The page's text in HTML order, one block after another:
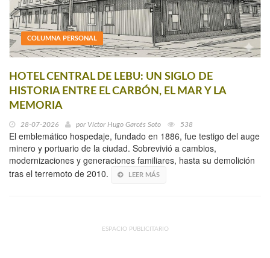
COLUMNA PERSONAL
HOTEL CENTRAL DE LEBU: UN SIGLO DE
HISTORIA ENTRE EL CARBÓN, EL MAR Y LA
MEMORIA
28-07-2026 por Víctor Hugo Garcés Soto 538
El emblemático hospedaje, fundado en 1886, fue testigo del auge
minero y portuario de la ciudad. Sobrevivió a cambios,
modernizaciones y generaciones familiares, hasta su demolición
tras el terremoto de 2010.
LEER MÁS
ESPACIO PUBLICITARIO